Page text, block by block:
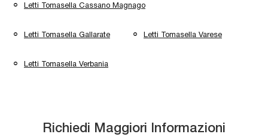
Letti Tomasella Cassano Magnago
Letti Tomasella Gallarate Letti Tomasella Varese
Letti Tomasella Verbania
Richiedi Maggiori Informazioni